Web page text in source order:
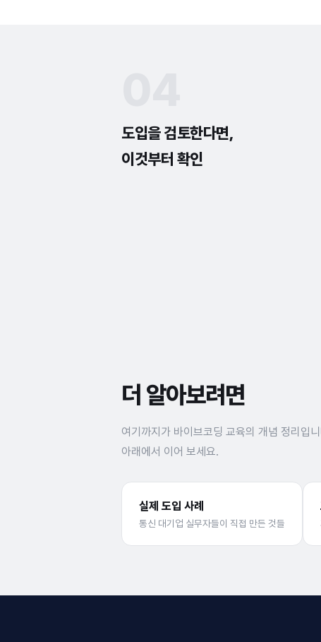
도입을 검토한다면,
이것부터 확인
더 알아보려면
여기까지가 바이브코딩 교육의 개념 정리입
아래에서 이어 보세요.
실제 도입 사례
통신 대기업 실무자들이 직접 만든 것들